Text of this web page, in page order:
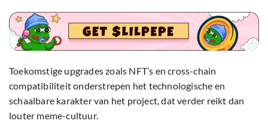
Toekomstige upgrades zoals NFT’s en cross-chain
compatibiliteit onderstrepen het technologische en
schaalbare karakter van het project, dat verder reikt dan
louter meme-cultuur.